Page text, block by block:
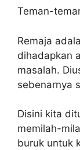
Teman-
Remaja
dihadapkan
masalah.
sebenarnya
Disini kita
memilah-
buruk untuk